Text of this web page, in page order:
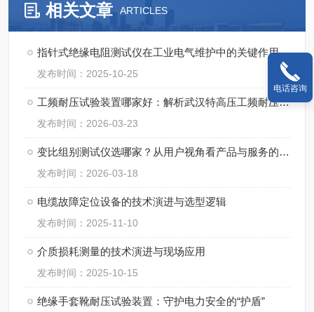
相关文章 ARTICLES
指针式绝缘电阻测试仪在工业电气维护中的关键作用
发布时间：2025-10-25
工频耐压试验装置哪家好：解析武汉特高压工频耐压试验装置的用户认可度
发布时间：2026-03-23
变比组别测试仪选哪家？从用户视角看产品与服务的适配性
发布时间：2026-03-18
电缆故障定位设备的技术演进与选型逻辑
发布时间：2025-11-10
介质损耗测量的技术演进与现场应用
发布时间：2025-10-15
绝缘手套靴耐压试验装置：守护电力安全的“护盾”
电话咨询